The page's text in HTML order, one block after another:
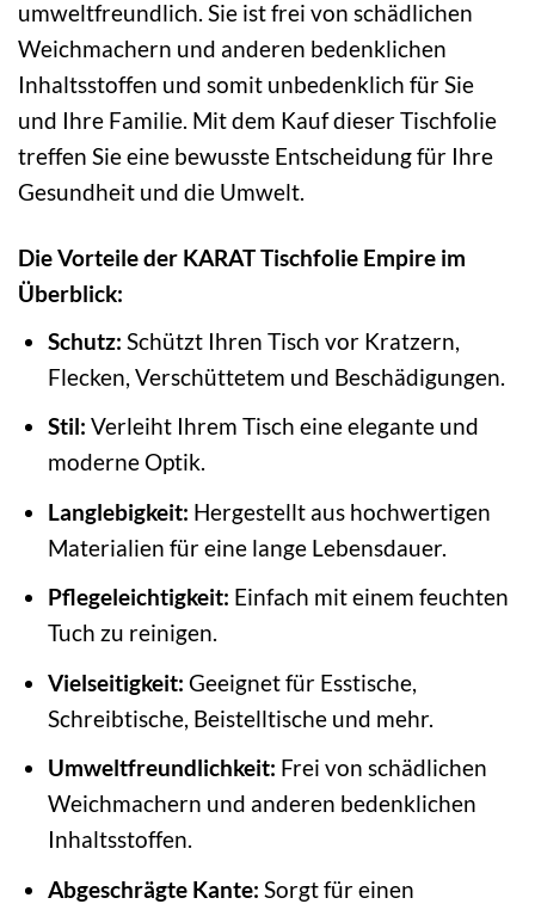
umweltfreundlich. Sie ist frei von schädlichen
Weichmachern und anderen bedenklichen
Inhaltsstoffen und somit unbedenklich für Sie
und Ihre Familie. Mit dem Kauf dieser Tischfolie
treffen Sie eine bewusste Entscheidung für Ihre
Gesundheit und die Umwelt.
Die Vorteile der KARAT Tischfolie Empire im
Überblick:
Schutz: Schützt Ihren Tisch vor Kratzern,
Flecken, Verschüttetem und Beschädigungen.
Stil: Verleiht Ihrem Tisch eine elegante und
moderne Optik.
Langlebigkeit: Hergestellt aus hochwertigen
Materialien für eine lange Lebensdauer.
Pflegeleichtigkeit: Einfach mit einem feuchten
Tuch zu reinigen.
Vielseitigkeit: Geeignet für Esstische,
Schreibtische, Beistelltische und mehr.
Umweltfreundlichkeit: Frei von schädlichen
Weichmachern und anderen bedenklichen
Inhaltsstoffen.
Abgeschrägte Kante: Sorgt für einen